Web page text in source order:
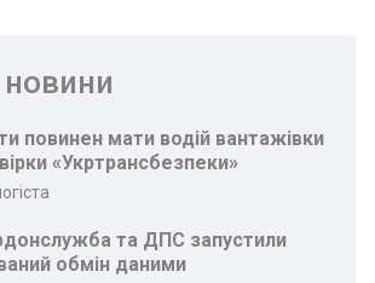
новини
повинен мати водій вантажівки
«Укртрансбезпеки»
та ДПС запустили
обмін даними